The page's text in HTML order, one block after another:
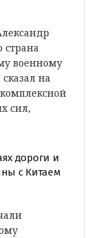
страна
военному
на
сил,
дороги и
с Китаем